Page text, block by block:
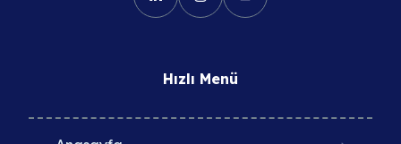
Hızlı Menü